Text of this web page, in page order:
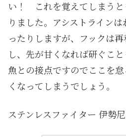
い！ これを覚えてしまうと
りました。アシストライン
ったりしますが、フックは
し、先が甘くなれば研ぐこ
魚との接点ですのでここを
くなってしまうでしょう。
ステンレスファイター 伊勢